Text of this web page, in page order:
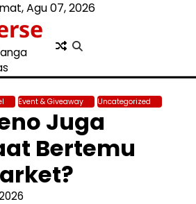
Agu 07, 2026
Event & Giveaway Uncategorized
Juga
Bertemu